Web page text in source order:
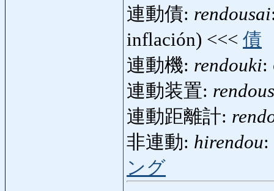
連動債: rendousai
inflación) <<< 債
連動機: rendouki:
連動装置:
連動距離計:
非連動: hirendou:
ング